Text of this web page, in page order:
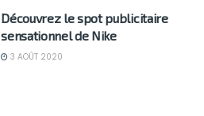
Découvrez le spot publicitaire
sensationnel de Nike
3 AOÛT 2020